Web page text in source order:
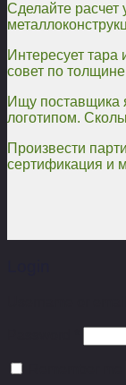
Сделайте расчет
Интересует
совет по
Ищу поставщика
логотипом.
Произвести
сертификация и